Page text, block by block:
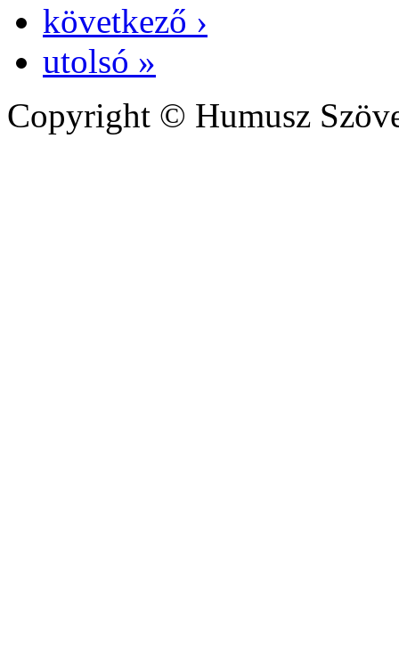
következő ›
utolsó »
Copyright © Humusz